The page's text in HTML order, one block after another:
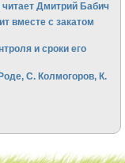
Дмитрий Бабич
вместе с закатом
и сроки его
С. Колмогоров, К.